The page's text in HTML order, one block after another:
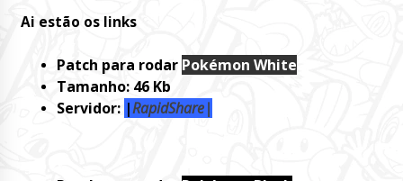
Ai estão os links
Patch para rodar Pokémon White
Tamanho: 46 Kb
Servidor: |RapidShare|